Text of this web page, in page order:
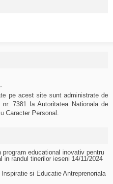
pe acest site sunt administrate de
7381 la Autoritatea Nationala de
Caracter Personal.
program educational inovativ pentru
in randul tinerilor ieseni 14/11/2024
si Educatie Antreprenoriala